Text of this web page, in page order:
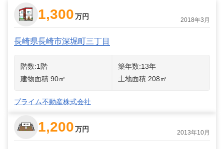
1,300万円 2018年3月
長崎県長崎市深堀町三丁目
階数:1 階 築年数:13年
建物面積:90㎡ 土地面積:208㎡
プライム不動産株式会社
1,200万円 2013年10月